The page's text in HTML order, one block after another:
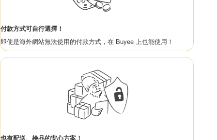
付款方式可自行選擇！
即使是海外網站無法使用的付款方式，在 Buyee 上也能使用！
也有配送、檢品的安心方案！